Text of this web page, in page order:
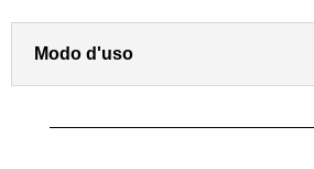
Modo d'uso